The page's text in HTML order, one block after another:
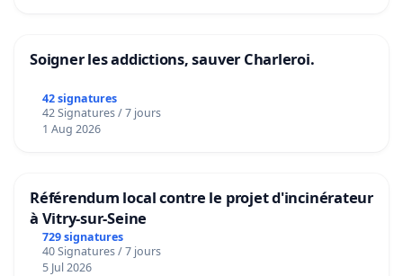
Soigner les addictions, sauver Charleroi.
42 signatures
42 Signatures / 7 jours
1 Aug 2026
Référendum local contre le projet d'incinérateur
à Vitry-sur-Seine
729 signatures
40 Signatures / 7 jours
5 Jul 2026